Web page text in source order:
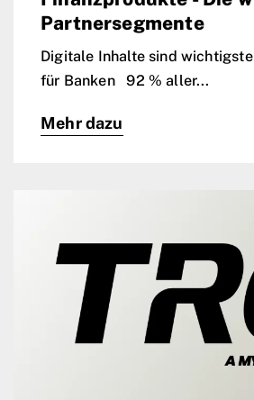
Partnersegmente
Digitale Inhalte sind
für Banken 92 % aller...
Mehr dazu